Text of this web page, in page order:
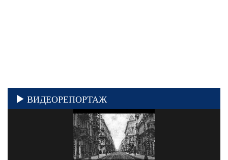
ВИДЕОРЕПОРТАЖ